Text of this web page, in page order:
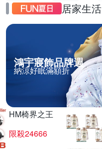
居家生活
鴻宇寢飾品牌週
納涼好眠滿額折
HM椅界之王
限殺24666